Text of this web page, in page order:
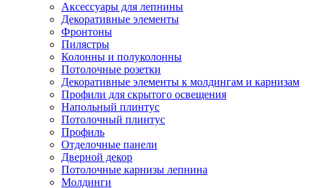
Аксессуары для лепнины
Декоративные элементы
Фронтоны
Пилястры
Колонны и полуколонны
Потолочные розетки
Декоративные элементы к молдингам и карнизам
Профили для скрытого освещения
Напольный плинтус
Потолочный плинтус
Профиль
Отделочные панели
Дверной декор
Потолочные карнизы лепнина
Молдинги